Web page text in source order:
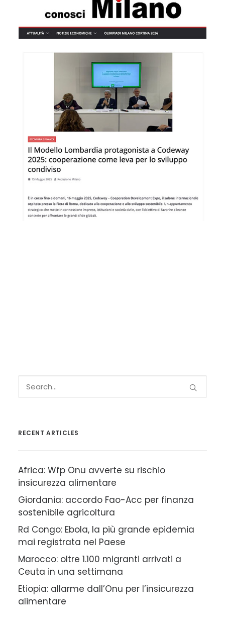
RECENT ARTICLES
Africa: Wfp Onu avverte su rischio
insicurezza alimentare
Giordania: accordo Fao-Acc per finanza
sostenibile agricoltura
Rd Congo: Ebola, la più grande epidemia
mai registrata nel Paese
Marocco: oltre 1.100 migranti arrivati a
Ceuta in una settimana
Etiopia: allarme dall’Onu per l’insicurezza
alimentare